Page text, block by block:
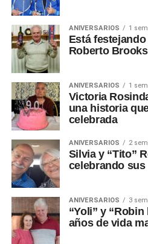
ANIVERSARIOS 1
Está
Roberto Brooks
ANIVERSARIOS 1
Victoria
una historia
celebrada
ANIVERSARIOS 2
Silvia y “Tito”
celebrando
ANIVERSARIOS 3
“Yoli” y
años de vida